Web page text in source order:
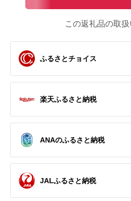
この返礼品の取扱
ふるさとチョイス
楽天ふるさと納税
ANAのふるさと納税
JALふるさと納税